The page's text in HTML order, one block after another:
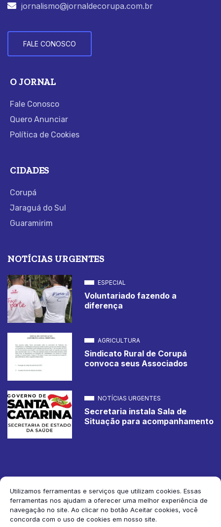
Utilizamos ferramentas e serviços que utilizam cookies. Essas
ferramentas nos ajudam a oferecer uma melhor experiência de
navegação no site. Ao clicar no botão Aceitar cookies, você
concorda com o uso de cookies em nosso site.
jornalismo@jornaldecorupa.com.br
FALE CONOSCO
O JORNAL
Fale Conosco
Quero Anunciar
Política de Cookies
CIDADES
Corupá
Jaraguá do Sul
Guaramirim
NOTÍCIAS URGENTES
ESPECIAL
Voluntariado fazendo a
diferença
AGRICULTURA
Sindicato Rural de Corupá
convoca seus Associados
NOTÍCIAS URGENTES
Secretaria instala Sala de
Situação para acompanhamento
2026 Jornal de Corupá. Todos os direitos reservados.